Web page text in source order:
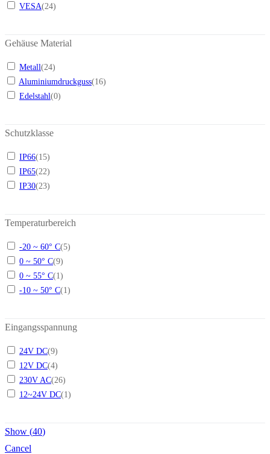
VESA(24)
Gehäuse Material
Metall(24)
Aluminiumdruckguss(16)
Edelstahl(0)
Schutzklasse
IP66(15)
IP65(22)
IP30(23)
Temperaturbereich
-20 ~ 60° C(5)
0 ~ 50° C(9)
0 ~ 55° C(1)
-10 ~ 50° C(1)
Eingangsspannung
24V DC(9)
12V DC(4)
230V AC(26)
12~24V DC(1)
Show (40)
Cancel